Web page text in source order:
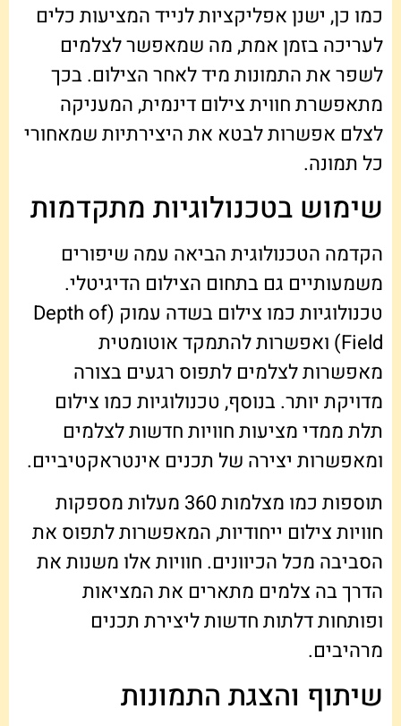
כמו כן, ישנן אפליקציות לנייד המציעות כלים
לעריכה בזמן אמת, מה שמאפשר לצלמים
לשפר את התמונות מיד לאחר הצילום. בכך
מתאפשרת חווית צילום דינמית, המעניקה
לצלם אפשרות לבטא את היצירתיות שמאחורי
כל תמונה.
שימוש בטכנולוגיות מתקדמות
הקדמה הטכנולוגית הביאה עמה שיפורים
משמעותיים גם בתחום הצילום הדיגיטלי.
טכנולוגיות כמו צילום בשדה עמוק (Depth of
Field) ואפשרות להתמקד אוטומטית
מאפשרות לצלמים לתפוס רגעים בצורה
מדויקת יותר. בנוסף, טכנולוגיות כמו צילום
תלת ממדי מציעות חוויות חדשות לצלמים
ומאפשרות יצירה של תכנים אינטראקטיביים.
תוספות כמו מצלמות 360 מעלות מספקות
חוויות צילום ייחודיות, המאפשרות לתפוס את
הסביבה מכל הכיוונים. חוויות אלו משנות את
הדרך בה צלמים מתארים את המציאות
ופותחות דלתות חדשות ליצירת תכנים
מרהיבים.
שיתוף והצגת התמונות